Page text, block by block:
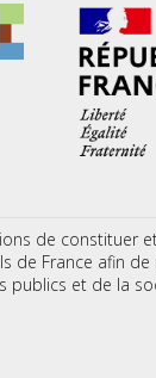
de constituer
de France afin
publics et de la